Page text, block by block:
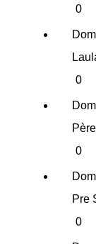
0
0
0
Pre
0